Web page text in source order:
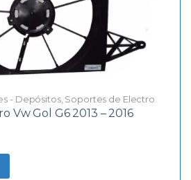
- Depósitos,Soportes de Electro
Vw Gol G6 2013 – 2016